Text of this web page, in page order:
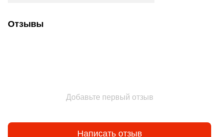
Отзывы
Добавьте первый отзыв
Написать отзыв